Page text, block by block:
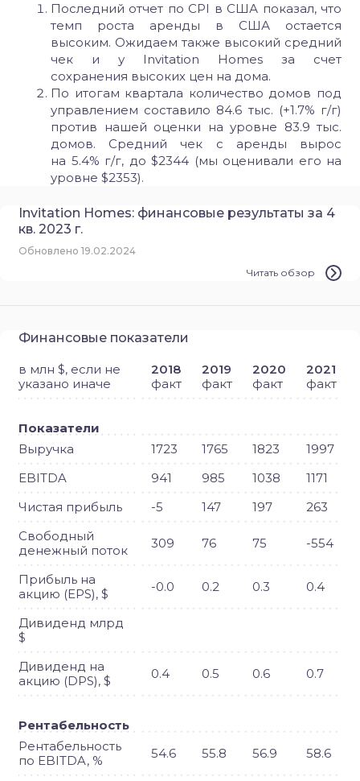
Последний отчет по CPI в США показал, что
темп роста аренды в США остается
высоким. Ожидаем также высокий средний
чек и у Invitation Homes за счет
сохранения высоких цен на дома.
По итогам квартала количество домов под
управлением составило 84.6 тыс. (+1.7% г/г)
против нашей оценки на уровне 83.9 тыс.
домов. Средний чек с аренды вырос
на 5.4% г/г, до $2344 (мы оценивали его на
уровне $2353).
Invitation Homes: финансовые результаты за 4
кв. 2023 г.
Обновлено 19.02.2024
Читать обзор
Финансовые показатели
в млн $, если не
указано иначе
2018
факт
2019
факт
2020
факт
2021
факт
Показатели
Выручка
1723 1765 1823 1997
EBITDA
941 985 1038 1171
Чистая прибыль
-5 147 197 263
Свободный
денежный поток
309 76 75 -554
Прибыль на
акцию (EPS), $
-0.0 0.2 0.3 0.4
Дивиденд млрд
$
Дивиденд на
акцию (DPS), $
0.4 0.5 0.6 0.7
Рентабельность
Рентабельность
по EBITDA, %
54.6 55.8 56.9 58.6